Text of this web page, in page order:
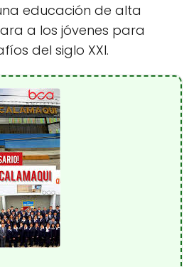
educación de alta
a los jóvenes para
del siglo XXI.